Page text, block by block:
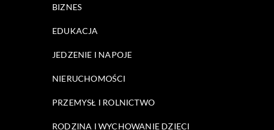
BIZNES
EDUKACJA
JEDZENIE I NAPOJE
NIERUCHOMOŚCI
PRZEMYSŁ I ROLNICTWO
RODZINA I WYCHOWANIE DZIECI